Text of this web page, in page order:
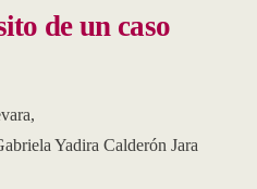
de un caso
,
Yadira Calderón Jara